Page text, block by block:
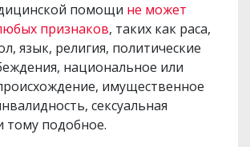
помощи не может
признаков, таких как раса,
язык, религия, политические
национальное или
имущественное
сексуальная
тому подобное.